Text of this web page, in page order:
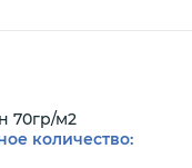
70гр/м2
количество: